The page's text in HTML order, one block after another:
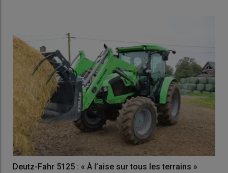
Deutz-Fahr 5125 : « À l’aise sur tous les terrains »